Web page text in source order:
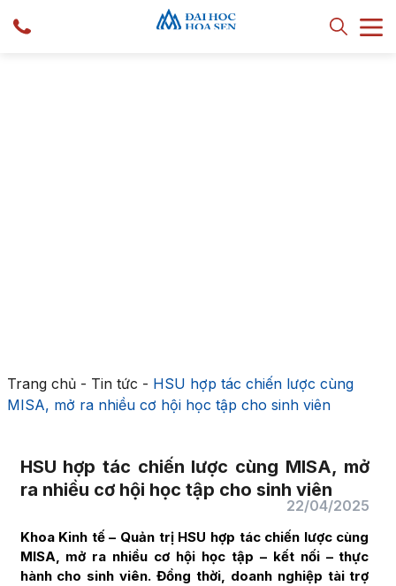
Trang chủ- Tin tức - HSU hợp tác chiến lược cùng
MISA, mở ra nhiều cơ hội học tập cho sinh viên
HSU hợp tác chiến lược cùng MISA, mở
ra nhiều cơ hội học tập cho sinh viên
22/04/2025
Khoa Kinh tế – Quản trị HSU hợp tác chiến lược cùng
MISA, mở ra nhiều cơ hội học tập – kết nối – thực
hành cho sinh viên. Đồng thời, doanh nghiệp tài trợ